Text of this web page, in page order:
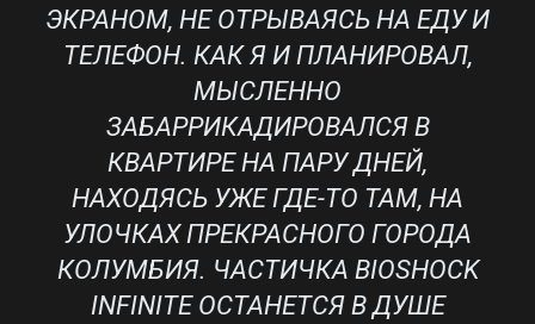
ЭКРАНОМ, НЕ ОТРЫВАЯСЬ НА ЕДУ И
ТЕЛЕФОН. КАК Я И ПЛАНИРОВАЛ,
МЫСЛЕННО
ЗАБАРРИКАДИРОВАЛСЯ В
КВАРТИРЕ НА ПАРУ ДНЕЙ,
НАХОДЯСЬ УЖЕ ГДЕ-ТО ТАМ, НА
УЛОЧКАХ ПРЕКРАСНОГО ГОРОДА
КОЛУМБИЯ. ЧАСТИЧКА BIOSHOCK
INFINITE ОСТАНЕТСЯ В ДУШЕ